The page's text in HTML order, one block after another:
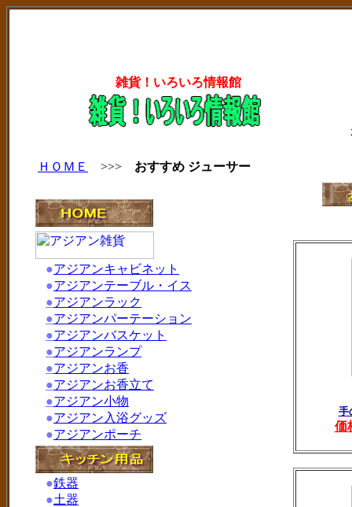
雑貨！いろいろ情報館
ＨＯＭＥ >>> おすすめ ジューサー
手
価
●アジアンキャビネット
●アジアンテーブル・イス
●アジアンラック
●アジアンパーテーション
●アジアンバスケット
●アジアンランプ
●アジアンお香
●アジアンお香立て
●アジアン小物
●アジアン入浴グッズ
●アジアンポーチ
●鉄器
●土器